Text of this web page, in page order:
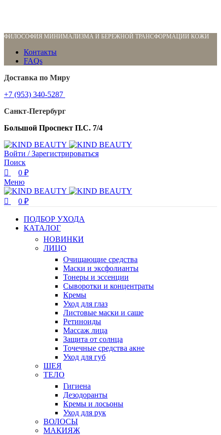
ФИЛОСОФИЯ МИНИМАЛИЗМА И БЕРЕЖНОЙ ТРАНСФОРМАЦИИ КОЖИ
Контакты
FAQs
Доставка по Миру
+7 (953) 340-5287
Санкт-Петербург
Большой Проспект П.С. 7/4
Войти / Зарегистрироваться
Поиск
0 ₽
Меню
0 ₽
ПОДБОР УХОДА
КАТАЛОГ
НОВИНКИ
ЛИЦО
Очищающие средства
Маски и эксфолианты
Тонеры и эссенции
Сыворотки и концентраты
Кремы
Уход для глаз
Листовые маски и саше
Ретиноиды
Массаж лица
Защита от солнца
Точечные средства акне
Уход для губ
ШЕЯ
ТЕЛО
Гигиена
Дезодоранты
Кремы и лосьоны
Уход для рук
ВОЛОСЫ
МАКИЯЖ